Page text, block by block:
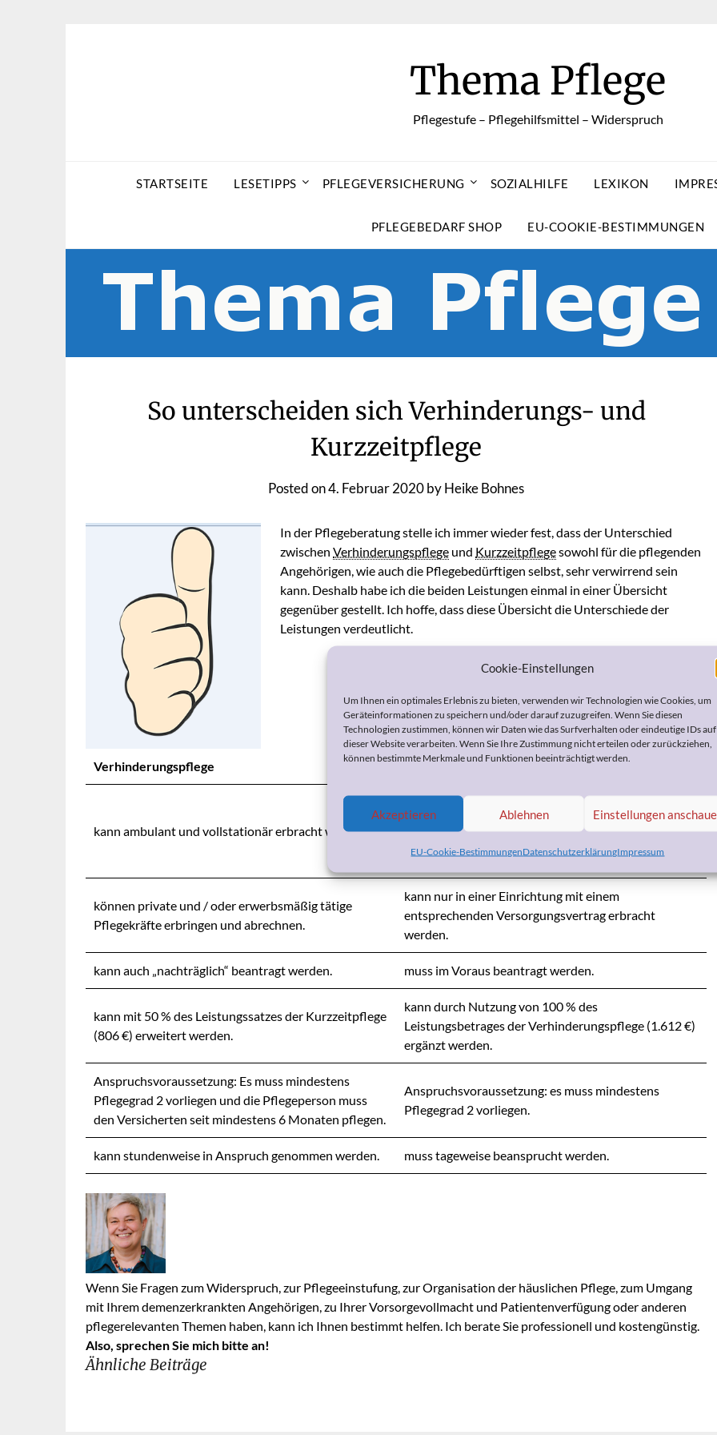
Cookie-Einstellungen
Um Ihnen ein optimales Erlebnis zu bieten, verwenden wir Technologien wie Cookies, um
Geräteinformationen zu speichern und/oder darauf zuzugreifen. Wenn Sie diesen
Technologien zustimmen, können wir Daten wie das Surfverhalten oder eindeutige IDs auf
dieser Website verarbeiten. Wenn Sie Ihre Zustimmung nicht erteilen oder zurückziehen,
können bestimmte Merkmale und Funktionen beeinträchtigt werden.
Akzeptieren Ablehnen Einstellungen
EU-Cookie-BestimmungenDatenschutzerklärungImpressum
Thema Pflege
Pflegestufe – Pflegehilfsmittel – Widerspruch
STARTSEITE LESETIPPS PFLEGEVERSICHERUNG SOZIALHILFE LEXIKON
PFLEGEBEDARF SHOP EU-COOKIE-BESTIMMUNGEN
So unterscheiden sich Verhinderungs- und
Kurzzeitpflege
Posted on4. Februar 2020byHeike Bohnes
In der Pflegeberatung stelle ich immer wieder fest, dass der Unterschied
zwischen Verhinderungspflege und Kurzzeitpflegesowohl für die pflegenden
Angehörigen, wie auch die Pflegebedürftigen selbst, sehr verwirrend sein
kann. Deshalb habe ich die beiden Leistungen einmal in einer Übersicht
gegenüber gestellt. Ich hoffe, dass diese Übersicht die Unterschiede der
Leistungen verdeutlicht.
Verhinderungspflege Kurzzeitpflege
kann ambulant und vollstationär erbracht werden.
kann nur vollstationär (in einem Pflegeheim oder
ähnlicher Einrichtung, unter bestimmten
Rehabilitationseinrichtung) erbracht werden.
können private und / oder erwerbsmäßig tätige
Pflegekräfte erbringen und abrechnen.
kann nur in einer Einrichtung mit einem
entsprechenden Versorgungsvertrag erbracht
werden.
kann auch „nachträglich“ beantragt werden. muss im Voraus beantragt werden.
kann mit 50 % des Leistungssatzes der Kurzzeitpflege
(806 €) erweitert werden.
kann durch Nutzung von 100 % des
Leistungsbetrages der Verhinderungspflege (1.612 €)
ergänzt werden.
Anspruchsvoraussetzung: Es muss mindestens
Pflegegrad 2 vorliegen und die Pflegeperson muss
den Versicherten seit mindestens 6 Monaten pflegen.
Anspruchsvoraussetzung: es muss mindestens
Pflegegrad 2 vorliegen.
kann stundenweise in Anspruch genommen werden. muss tageweise beansprucht werden.
Wenn Sie Fragen zum Widerspruch, zur Pflegeeinstufung, zur Organisation der häuslichen Pflege, zum Umgang
mit Ihrem demenzerkrankten Angehörigen, zu Ihrer Vorsorgevollmacht und Patientenverfügung oder anderen
pflegerelevanten Themen haben, kann ich Ihnen bestimmt helfen. Ich berate Sie professionell und kostengünstig.
Also, sprechen Sie mich bitte an!
Ähnliche Beiträge